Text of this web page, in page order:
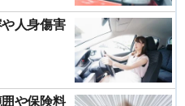
人身傷害
や保険料